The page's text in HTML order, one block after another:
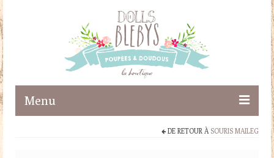
Menu
DE RETOUR À SOURIS MAILEG